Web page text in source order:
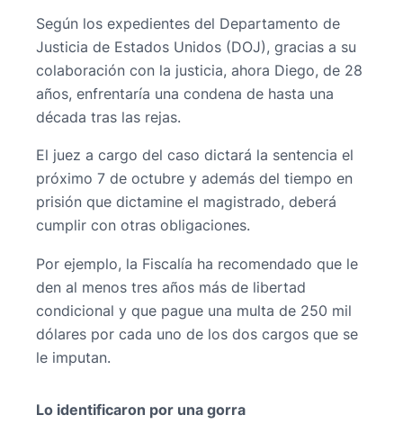
Según los expedientes del Departamento de
Justicia de Estados Unidos (DOJ), gracias a su
colaboración con la justicia, ahora Diego, de 28
años, enfrentaría una condena de hasta una
década tras las rejas.
El juez a cargo del caso dictará la sentencia el
próximo 7 de octubre y además del tiempo en
prisión que dictamine el magistrado, deberá
cumplir con otras obligaciones.
Por ejemplo, la Fiscalía ha recomendado que le
den al menos tres años más de libertad
condicional y que pague una multa de 250 mil
dólares por cada uno de los dos cargos que se
le imputan.
Lo identificaron por una gorra